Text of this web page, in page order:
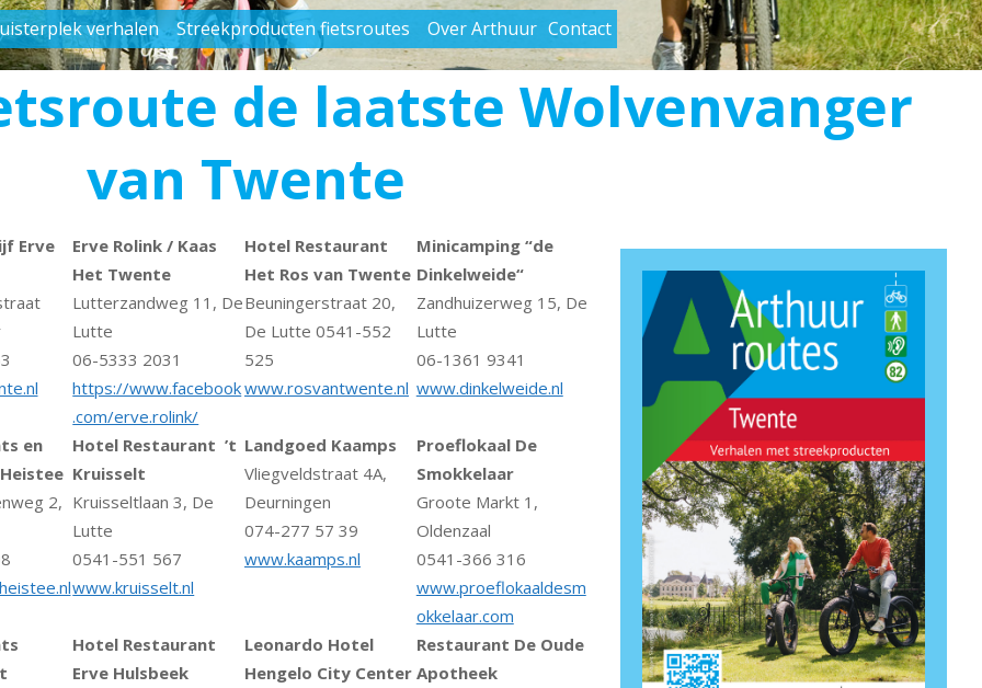
Primary
Navigation
Menu
verhalen Streekproducten fietsroutes Over Arthuur Contact
de laatste Wolvenvanger
van Twente
Erve
Erve Rolink / Kaas
Het Twente
Lutterzandweg 11, De
Lutte
06-5333 2031
https://www.facebook
.com/erve.rolink/
Hotel Restaurant
Het Ros van Twente
Beuningerstraat 20,
De Lutte 0541-552
525
www.rosvantwente.nl
Minicamping “de
Dinkelweide“
Zandhuizerweg 15, De
Lutte
06-1361 9341
www.dinkelweide.nl
en
2,
Hotel Restaurant ’t
Kruisselt
Kruisseltlaan 3, De
Lutte
0541-551 567
www.kruisselt.nl
Landgoed Kaamps
Vliegveldstraat 4A,
Deurningen
074-277 57 39
www.kaamps.nl
Proeflokaal De
Smokkelaar
Groote Markt 1,
Oldenzaal
0541-366 316
www.proeflokaaldesm
okkelaar.com
Hotel Restaurant
Erve Hulsbeek
Leonardo Hotel
Hengelo City Center
Restaurant De Oude
Apotheek